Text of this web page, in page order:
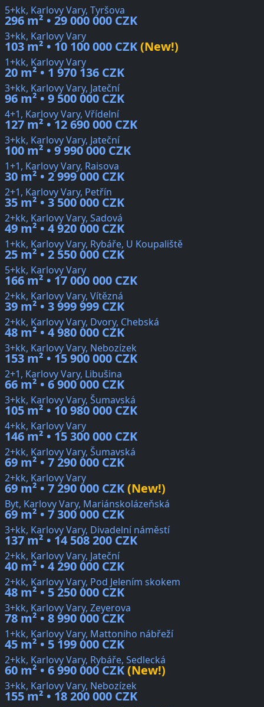
5+kk, Karlovy Vary, Tyršova
296 m² • 29 000 000 CZK
3+kk, Karlovy Vary
103 m² • 10 100 000 CZK(New!)
1+kk, Karlovy Vary
20 m² • 1 970 136 CZK
3+kk, Karlovy Vary, Jateční
96 m² • 9 500 000 CZK
4+1, Karlovy Vary, Vřídelní
127 m² • 12 690 000 CZK
3+kk, Karlovy Vary, Jateční
100 m² • 9 990 000 CZK
1+1, Karlovy Vary, Raisova
30 m² • 2 999 000 CZK
2+1, Karlovy Vary, Petřín
35 m² • 3 500 000 CZK
2+kk, Karlovy Vary, Sadová
49 m² • 4 920 000 CZK
1+kk, Karlovy Vary, Rybáře, U Koupaliště
25 m² • 2 550 000 CZK
5+kk, Karlovy Vary
166 m² • 17 000 000 CZK
2+kk, Karlovy Vary, Vítězná
39 m² • 3 999 999 CZK
2+kk, Karlovy Vary, Dvory, Chebská
48 m² • 4 980 000 CZK
3+kk, Karlovy Vary, Nebozízek
153 m² • 15 900 000 CZK
2+1, Karlovy Vary, Libušina
66 m² • 6 900 000 CZK
3+kk, Karlovy Vary, Šumavská
105 m² • 10 980 000 CZK
4+kk, Karlovy Vary
146 m² • 15 300 000 CZK
2+kk, Karlovy Vary, Šumavská
69 m² • 7 290 000 CZK
2+kk, Karlovy Vary
69 m² • 7 290 000 CZK(New!)
Byt, Karlovy Vary, Mariánskolázeňská
69 m² • 7 300 000 CZK
3+kk, Karlovy Vary, Divadelní náměstí
137 m² • 14 508 200 CZK
2+kk, Karlovy Vary, Jateční
40 m² • 4 290 000 CZK
2+kk, Karlovy Vary, Pod Jelením skokem
48 m² • 5 250 000 CZK
3+kk, Karlovy Vary, Zeyerova
78 m² • 8 990 000 CZK
1+kk, Karlovy Vary, Mattoniho nábřeží
45 m² • 5 199 000 CZK
2+kk, Karlovy Vary, Rybáře, Sedlecká
60 m² • 6 990 000 CZK(New!)
3+kk, Karlovy Vary, Nebozízek
155 m² • 18 200 000 CZK